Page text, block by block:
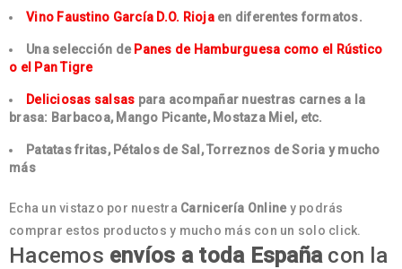
Vino Faustino García D.O. Riojaen diferentes formatos.
Una selección de Panes de Hamburguesa como el Rústico
o el Pan Tigre
Deliciosas salsas para acompañar nuestras carnes a la
brasa: Barbacoa, Mango Picante, Mostaza Miel, etc.
Patatas fritas, Pétalos de Sal, Torreznos de Soria y mucho
más
Echa un vistazo por nuestra Carnicería Onliney podrás
comprar estos productos y mucho más con un solo click.
Hacemos envíos a toda Españacon la